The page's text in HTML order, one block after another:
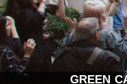
GREEN